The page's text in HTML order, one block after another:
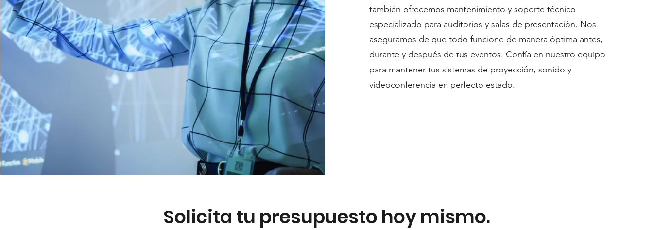
también ofrecemos mantenimiento y soporte técnico
especializado para auditorios y salas de presentación. Nos
aseguramos de que todo funcione de manera óptima antes,
durante y después de tus eventos. Confía en nuestro equipo
para mantener tus sistemas de proyección, sonido y
videoconferencia en perfecto estado.
Solicita tu presupuesto hoy mismo.